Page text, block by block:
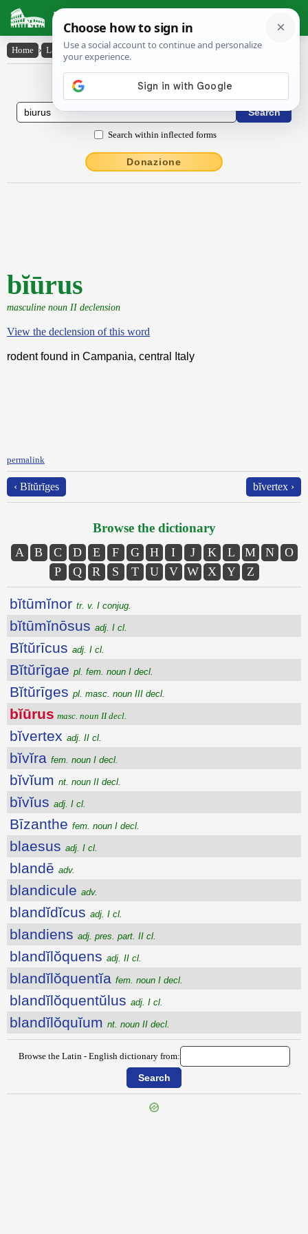
Latin Dictionary
Home › Latin-English › bĭūrus
Latin to English Dictionary
Search within inflected forms
Donazione
bĭūrus
masculine noun II declension
View the declension of this word
rodent found in Campania, central Italy
permalink
‹ Bĭtŭrīges bĭvertex ›
Browse the dictionary
A B C D E F G H I J K L M N
O
P
Q R S T U V W X Y Z
bĭtūmĭnor tr. v. I conjug.
bĭtūmĭnōsus adj. I cl.
Bĭtŭrīcus adj. I cl.
Bĭtŭrīgae pl. fem. noun I decl.
Bĭtŭrīges pl. masc. noun III decl.
bĭūrus masc. noun II decl.
bĭvertex adj. II cl.
bĭvĭra fem. noun I decl.
bĭvĭum nt. noun II decl.
bĭvĭus adj. I cl.
Bīzanthe fem. noun I decl.
blaesus adj. I cl.
blandē adv.
blandicule adv.
blandĭdĭcus adj. I cl.
blandiens adj. pres. part. II cl.
blandĭlŏquens adj. II cl.
blandĭlŏquentĭa fem. noun I decl.
blandĭlŏquentŭlus adj. I cl.
blandĭlŏquĭum nt. noun II decl.
Browse the Latin - English dictionary from: